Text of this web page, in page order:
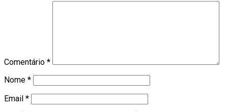
Comentário *
Nome *
Email *